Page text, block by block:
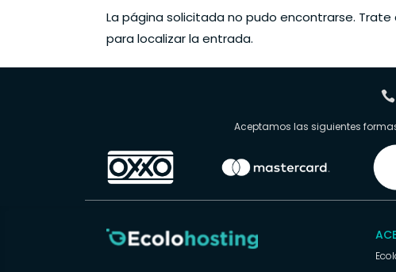
La página solicitada no pudo encontrarse.
para localizar la entrada.

Aceptamos las siguientes